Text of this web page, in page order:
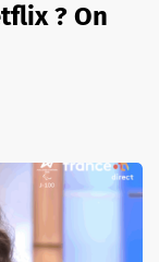
? On